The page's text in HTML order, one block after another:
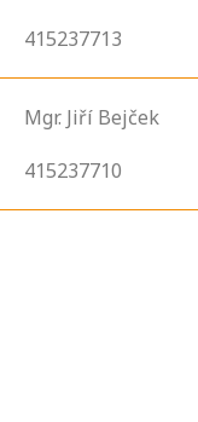
415237713
Mgr. Jiří Bejček
415237710